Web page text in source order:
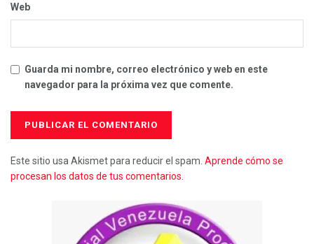
Web
Guarda mi nombre, correo electrónico y web en este
navegador para la próxima vez que comente.
Este sitio usa Akismet para reducir el spam. Aprende cómo se
procesan los datos de tus comentarios.